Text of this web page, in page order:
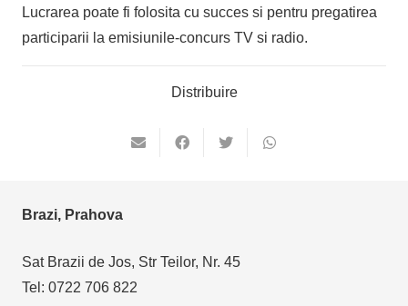
Lucrarea poate fi folosita cu succes si pentru pregatirea
participarii la emisiunile-concurs TV si radio.
Distribuire
Brazi, Prahova
Sat Brazii de Jos, Str Teilor, Nr. 45
Tel: 0722 706 822